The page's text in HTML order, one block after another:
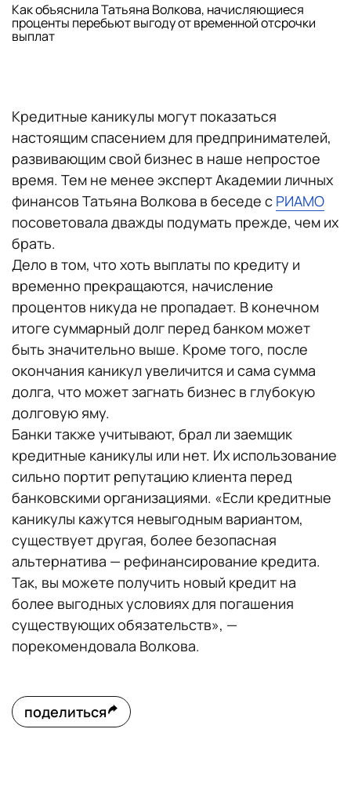
Как объяснила Татьяна Волкова, начисляющиеся
проценты перебьют выгоду от временной отсрочки
выплат
Кредитные каникулы могут показаться
настоящим спасением для предпринимателей,
развивающим свой бизнес в наше непростое
время. Тем не менее эксперт Академии личных
финансов Татьяна Волкова в беседе с РИАМО
посоветовала дважды подумать прежде, чем их
брать.
Дело в том, что хоть выплаты по кредиту и
временно прекращаются, начисление
процентов никуда не пропадает. В конечном
итоге суммарный долг перед банком может
быть значительно выше. Кроме того, после
окончания каникул увеличится и сама сумма
долга, что может загнать бизнес в глубокую
долговую яму.
Банки также учитывают, брал ли заемщик
кредитные каникулы или нет. Их использование
сильно портит репутацию клиента перед
банковскими организациями. «Если кредитные
каникулы кажутся невыгодным вариантом,
существует другая, более безопасная
альтернатива — рефинансирование кредита.
Так, вы можете получить новый кредит на
более выгодных условиях для погашения
существующих обязательств», —
порекомендовала Волкова.
поделиться